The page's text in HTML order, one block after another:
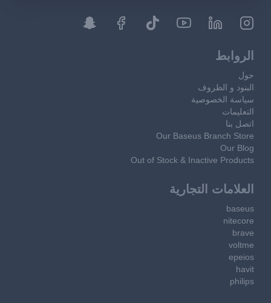
الروابط
حول
البنود و الظروف
سياسة الخصوصية
التعليمات
اتصل بنا
Our Baseus Branch Store
Our Blog
Out of Stock & Inactive Products
العلامات التجارية
baseus
nitecore
brave
voltme
epeios
havit
philips